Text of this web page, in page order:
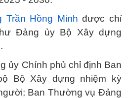
Trần Hồng Minh được chỉ
Đảng ủy Bộ Xây dựng
ủy Chính phủ chỉ định Ban
Bộ Xây dựng nhiệm kỳ
Ban Thường vụ Đảng